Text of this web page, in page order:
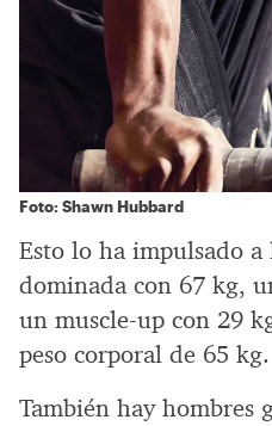
Foto: Shawn Hubbard
Esto lo ha impulsado
dominada con 67 kg,
un muscle-up con 29
peso corporal de 65 kg.
También hay hombres